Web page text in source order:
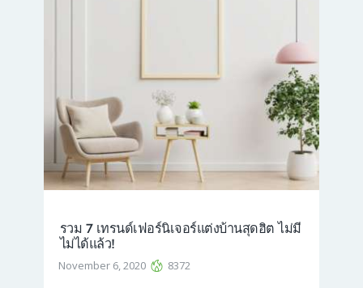
รวม 7 เทรนด์เฟอร์นิเจอร์แต่งบ้านสุดฮิต ไม่มี
ไม่ได้แล้ว!
November 6, 2020 8372